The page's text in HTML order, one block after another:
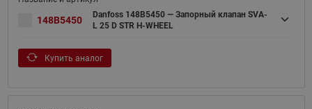
148B5450
Danfoss 148B5450 — Запорный клапан SVA-
L 25 D STR H-WHEEL
Купить аналог